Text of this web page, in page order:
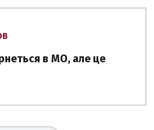
в МО, але це